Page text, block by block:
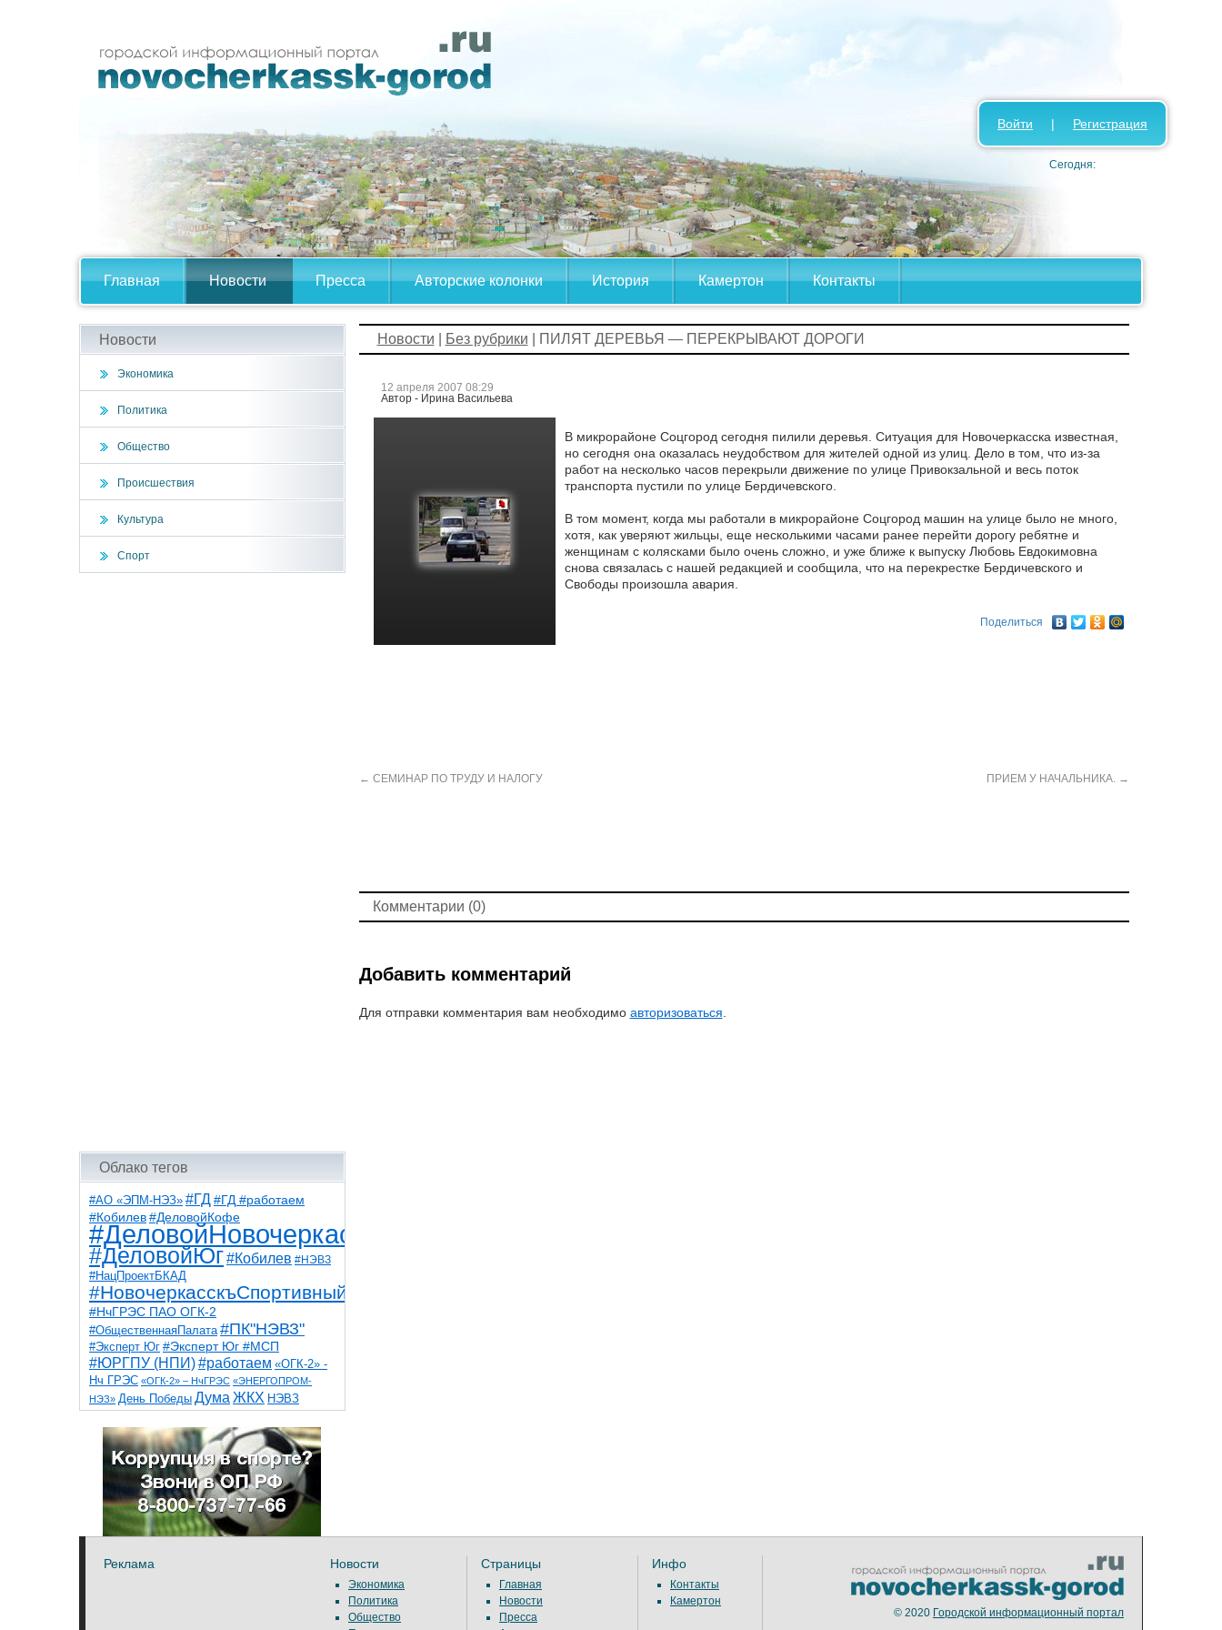
Главная Новости Пресса Авторские колонки История Камертон Контакты
Войти | Регистрация
Сегодня:
Новости
Экономика
Политика
Общество
Происшествия
Культура
Спорт
Облако тегов
#АО «ЭПМ-НЭЗ» #ГД #ГД #работаем
#Кобилев #ДеловойКофе
#ДеловойНовочеркасск
#ДеловойЮг#Кобилев #НЭВЗ
#НацПроектБКАД
#НовочеркасскъСпортивный
#НчГРЭС ПАО ОГК-2
#ОбщественнаяПалата #ПК"НЭВЗ"
#Эксперт Юг #Эксперт Юг #МСП
#ЮРГПУ (НПИ)#работаем «ОГК-2» -
Нч ГРЭС «ОГК-2» – НчГРЭС «ЭНЕРГОПРОМ-
НЭЗ» День Победы Дума ЖКХ НЭВЗ
НчГРЭС ТНТ
благоустройствоветераны выборы
детидороги казаки коррупция космос
общественная палата парк пожар роща
спорт театр транспорт художники
Новости Без рубрики | ПИЛЯТ ДЕРЕВЬЯ — ПЕРЕКРЫВАЮТ ДОРОГИ
12 апреля 2007 08:29
Автор - Ирина Васильева
В микрорайоне Соцгород сегодня пилили деревья. Ситуация для Новочеркасска известная,
но сегодня она оказалась неудобством для жителей одной из улиц. Дело в том, что из-за
работ на несколько часовперекрыли движение по улице Привокзальной и весь поток
транспорта пустили по улице Бердичевского.
В том момент, когда мы работали в микрорайоне Соцгород машин на улице было не много,
хотя, как уверяют жильцы, еще несколькими часами ранее перейти дорогу ребятне и
женщинам с колясками было очень сложно, и уже ближе к выпуску Любовь Евдокимовна
снова связалась с нашей редакцией и сообщила, что на перекрестке Бердичевского и
Свободы произошла авария.
Поделиться
← СЕМИНАР ПО ТРУДУ И НАЛОГУ ПРИЕМ У НАЧАЛЬНИКА. →
Комментарии (0)
Добавить комментарий
Для отправки комментария вам необходимо авторизоваться
Реклама Новости
Экономика
Политика
Общество
Страницы
Главная
Новости
Пресса
Инфо
Контакты
Камертон
© 2020 Городской информационный портал